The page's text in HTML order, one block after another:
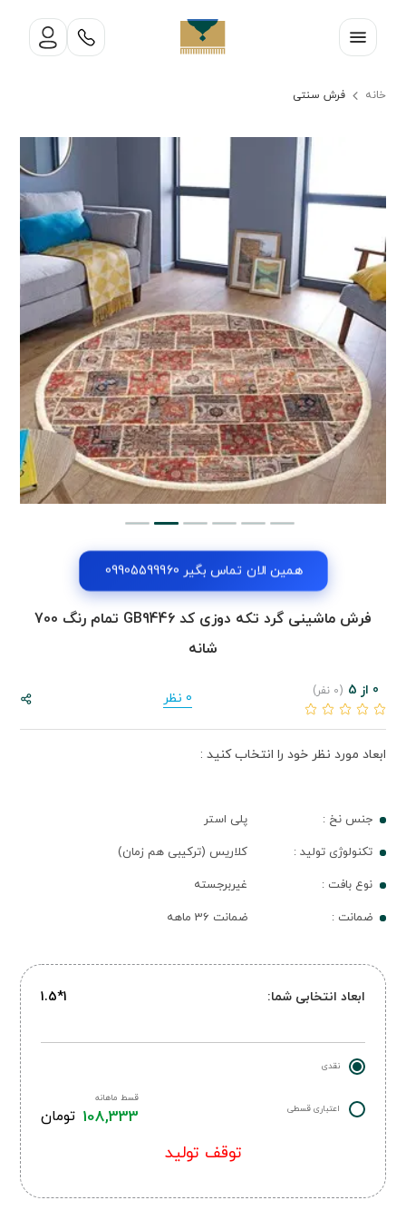
خانه فرش سنتی
همین الان تماس بگیر 09905599960
فرش ماشینی گرد تکه دوزی کد GB9446 تمام رنگ 700
شانه
0 از 5 (0 نفر) 0 نظر
جنس نخ :
پلی استر
تکنولوژی تولید :
کلاریس (ترکیبی هم زمان)
نوع بافت :
غیربرجسته
ضمانت :
ضمانت 36 ماهه
ابعاد مورد نظر خود را انتخاب کنید :
ابعاد انتخابی شما: 1*1.5
نقدی
اعتباری قسطی
قسط ماهانه
108,333 تومان
توقف تولید